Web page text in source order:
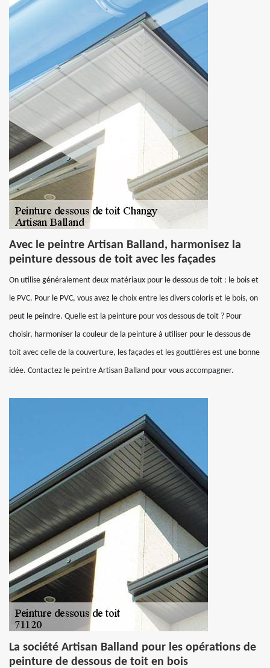
Avec le peintre Artisan Balland, harmonisez la
peinture dessous de toit avec les façades
On utilise généralement deux matériaux pour le dessous de toit : le bois et
le PVC. Pour le PVC, vous avez le choix entre les divers coloris et le bois, on
peut le peindre. Quelle est la peinture pour vos dessous de toit ? Pour
choisir, harmoniser la couleur de la peinture à utiliser pour le dessous de
toit avec celle de la couverture, les façades et les gouttières est une bonne
idée. Contactez le peintre Artisan Balland pour vous accompagner.
La société Artisan Balland pour les opérations de
peinture de dessous de toit en bois